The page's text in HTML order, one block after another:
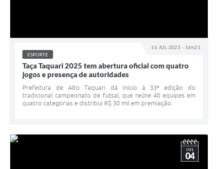
16 JUL 2025 - 16h21
ESPORTE
Taça Taquari 2025 tem abertura oficial com quatro
jogos e presença de autoridades
Prefeitura de Alto Taquari dá início à 33ª edição do
tradicional campeonato de futsal, que reúne 40 equipes em
quatro categorias e distribui R$ 30 mil em premiação.
JUL
04